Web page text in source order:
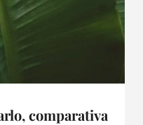
comparativa